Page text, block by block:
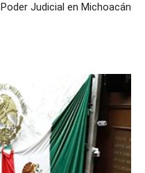
Poder Judicial en Michoacán